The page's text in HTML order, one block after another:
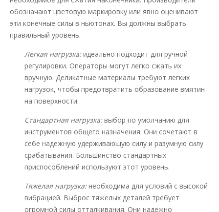
обозначают цветовую маркировку или явно оценивают
эти конечные силы в ньютонах. Вы должны выбрать
правильный уровень.
Легкая нагрузка:идеально подходит для ручной
регулировки. Операторы могут легко сжать их
вручную. Деликатные материалы требуют легких
нагрузок, чтобы предотвратить образование вмятин
на поверхности.
Стандартная нагрузка:выбор по умолчанию для
инструментов общего назначения. Они сочетают в
себе надежную удерживающую силу и разумную силу
срабатывания. Большинство стандартных
приспособлений используют этот уровень.
Тяжелая нагрузка:необходима для условий с высокой
вибрацией. Выброс тяжелых деталей требует
огромной силы отталкивания. Они надежно